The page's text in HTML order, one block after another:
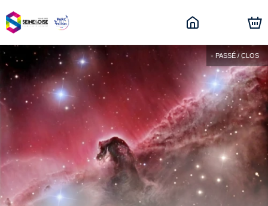
PASSÉ / CLOS